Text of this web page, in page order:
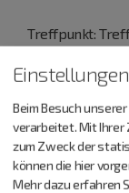
Treffpunkt:
Auch an
Beim Besuch
verarbeitet. Mit Ihrer
zum Zweck der
können die hier
Mehr dazu erfahren